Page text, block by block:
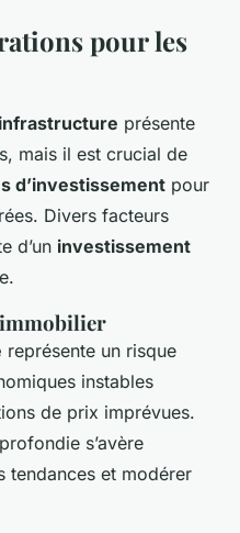
pour les
présente
mais il est crucial de
d’investissement pour
Divers facteurs
d’un investissement
représente un risque
instables
de prix imprévues.
s’avère
tendances et modérer